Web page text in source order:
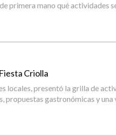
primera mano qué actividades
Criolla
locales, presentó la grilla de
propuestas gastronómicas y